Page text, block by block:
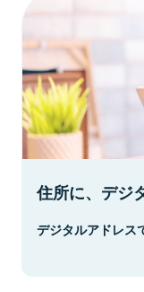
住所に、デジ
デジタルアドレス